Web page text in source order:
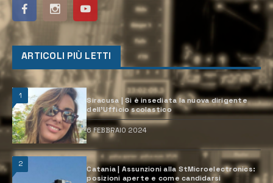
ARTICOLI PIÙ LETTI
1
Siracusa | Si è insediata la nuova dirigente
dell’Ufficio scolastico
6 FEBBRAIO 2024
2
Catania | Assunzioni alla StMicroelectronics:
posizioni aperte e come candidarsi